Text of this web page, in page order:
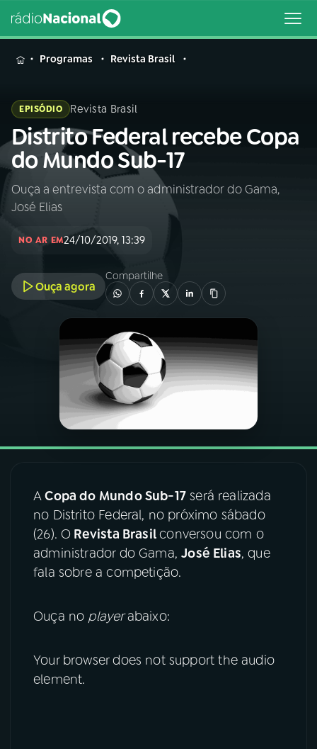
MENU
Buscar
na
Rádio
Nacional
Buscar
AO VIVO
PROGRAMAÇÃO
PROGRAMAS
05PODCASTS
06VIDEOCASTS
07ÚLTIMAS
YouTube Facebook
Programas Revista Brasil
EPISÓDIO Revista Brasil
Distrito Federal recebe Copa
do Mundo Sub-17
Ouça a entrevista com o administrador do Gama,
José Elias
NO AR EM24/10/2019, 13:39
Ouça agora
Compartilhe
ACopa do Mundo Sub-17será realizada
no Distrito Federal, no próximo sábado
(26). O Revista Brasilconversou com o
administrador do Gama,José Elias, que
fala sobre a competição.
Ouça no playerabaixo:
Your browser does not support the audio
element.